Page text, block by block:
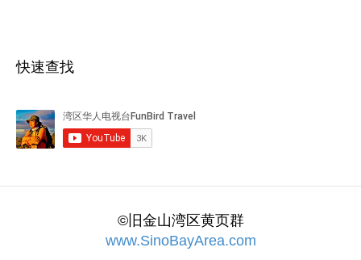
快速查找
©旧金山湾区黄页群
www.SinoBayArea.com